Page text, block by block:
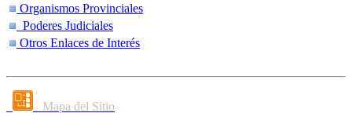
Organismos Provinciales
Poderes Judiciales
Otros Enlaces de Interés
Mapa del Sitio